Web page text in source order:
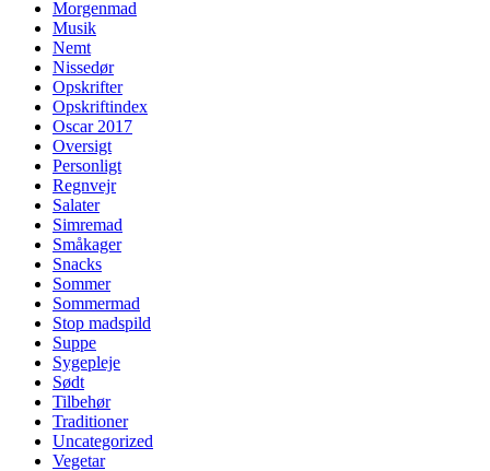
Morgenmad
Musik
Nemt
Nissedør
Opskrifter
Opskriftindex
Oscar 2017
Oversigt
Personligt
Regnvejr
Salater
Simremad
Småkager
Snacks
Sommer
Sommermad
Stop madspild
Suppe
Sygepleje
Sødt
Tilbehør
Traditioner
Uncategorized
Vegetar